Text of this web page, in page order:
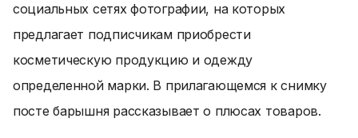
социальных сетях фотографии, на которых
предлагает подписчикам приобрести
косметическую продукцию и одежду
определенной марки. В прилагающемся к снимку
посте барышня рассказывает о плюсах товаров.